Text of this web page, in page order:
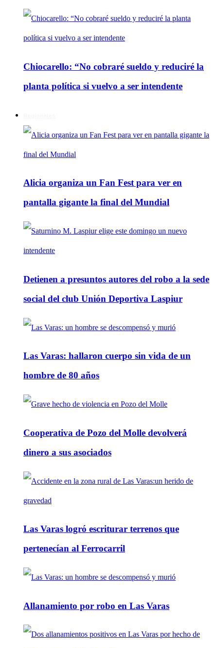
Chiocarello: “No cobraré sueldo y reduciré la
planta política si vuelvo a ser intendente
Alicia organiza un Fan Fest para ver en
pantalla gigante la final del Mundial
Detienen a presuntos autores del robo a la sede
social del club Unión Deportiva Laspiur
Las Varas: hallaron cuerpo sin vida de un
hombre de 80 años
Cooperativa de Pozo del Molle devolverá
dinero a sus asociados
Las Varas logró escriturar terrenos que
pertenecían al Ferrocarril
Allanamiento por robo en Las Varas